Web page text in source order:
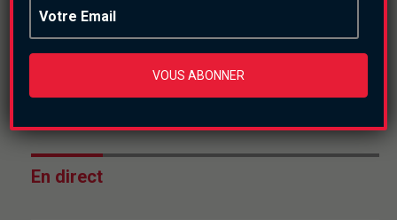
Caravane de don de
lundi le 20 juillet 2026
En direct
VOUS ABONNER